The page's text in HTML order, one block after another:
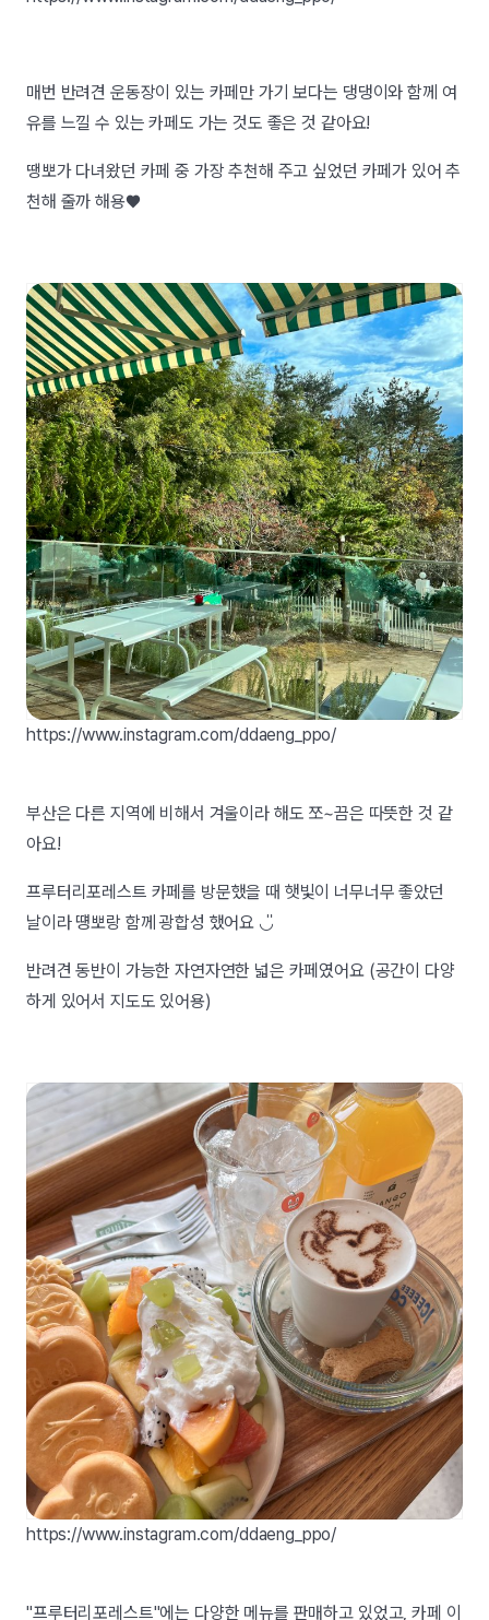
매번 반려견 운동장이 있는 카페만 가기 보다는 댕댕이와 함께 여
유를 느낄 수 있는 카페도 가는 것도 좋은 것 같아요!
땡뽀가 다녀왔던 카페 중 가장 추천해 주고 싶었던 카페가 있어 추
천해 줄까 해용♥
https://www.instagram.com/ddaeng_ppo/
부산은 다른 지역에 비해서 겨울이라 해도 쪼~끔은 따뜻한 것 같
아요!
프루터리포레스트 카페를 방문했을 때 햇빛이 너무너무 좋았던
날이라 떙뽀랑 함께 광합성 했어요 ◡̎
반려견 동반이 가능한 자연자연한 넓은 카페였어요 (공간이 다양
하게 있어서 지도도 있어용)
https://www.instagram.com/ddaeng_ppo/
"프루터리포레스트"에는 다양한 메뉴를 판매하고 있었고, 카페 이